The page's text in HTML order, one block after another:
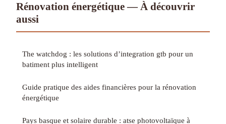
Rénovation énergétique — À découvrir
aussi
The watchdog : les solutions d’integration gtb pour un
batiment plus intelligent
Guide pratique des aides financières pour la rénovation
énergétique
Pays basque et solaire durable : atse photovoltaïque à